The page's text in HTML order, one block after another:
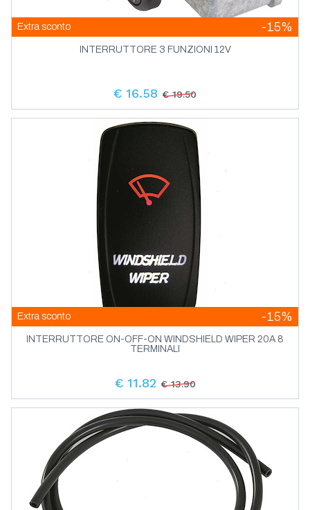
Extra sconto -15%
INTERRUTTORE 3 FUNZIONI 12V
€ 16.58 € 19.50
Extra sconto -15%
INTERRUTTORE ON-OFF-ON WINDSHIELD WIPER 20A 8
TERMINALI
€ 11.82 € 13.90